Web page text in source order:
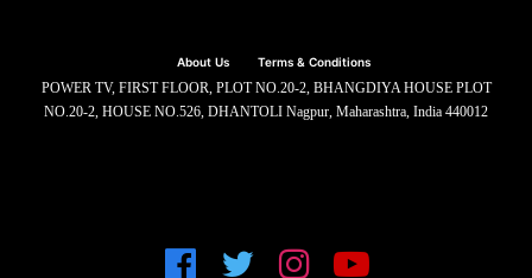
About Us Terms & Conditions
POWER TV, FIRST FLOOR, PLOT NO.20-2, BHANGDIYA HOUSE PLOT
NO.20-2, HOUSE NO.526, DHANTOLI Nagpur, Maharashtra, India 440012